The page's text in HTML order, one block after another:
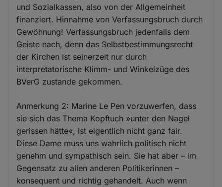
und Sozialkassen, also von der Allgemeinheit
finanziert. Hinnahme von Verfassungsbruch durch
Gewöhnung! Verfassungsbruch jedenfalls dem
Geiste nach, denn das Selbstbestimmungsrecht
der Kirchen ist seinerzeit nur durch
interpretatorische Klimm- und Winkelzüge des
BVerG zustande gekommen.
Anmerkung 2: Marine Le Pen vorzuwerfen, dass
sie sich das Thema Kopftuch »unter den Nagel
gerissen hätte«, ist eigentlich nicht ganz fair.
Diese Dame muss uns wahrlich politisch nicht
genehm und sympathisch sein. Sie hat aber – im
Gegensatz zu allen anderen Politikerinnen –
konsequent und richtig gehandelt. Auch wenn